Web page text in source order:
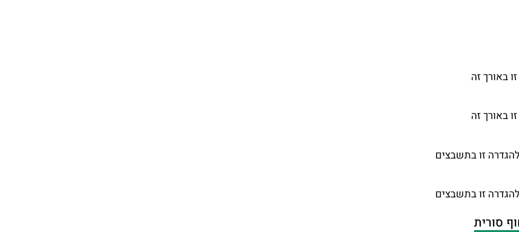
באורך זה
באורך זה
זו בתשבצים
זו בתשבצים
סורית